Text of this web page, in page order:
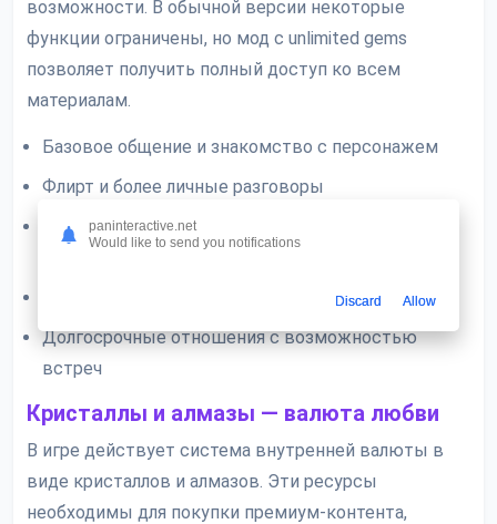
возможности. В обычной версии некоторые
функции ограничены, но мод с unlimited gems
позволяет получить полный доступ ко всем
материалам.
Базовое общение и знакомство с персонажем
Флирт и более личные разговоры
Обмен фотографиями и голосовыми
Виртуальные свидания и интимные моменты
Долгосрочные отношения с возможностью
встреч
Кристаллы и алмазы — валюта любви
В игре действует система внутренней валюты в
виде кристаллов и алмазов. Эти ресурсы
необходимы для покупки премиум-контента,
paninteractive.net
Would like to send you notifications
Discard Allow